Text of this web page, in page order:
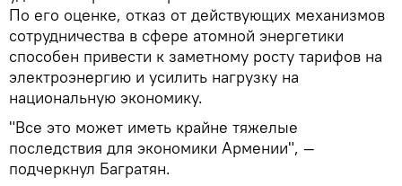
По его оценке, отказ от действующих механизмов
сотрудничества в сфере атомной энергетики
способен привести к заметному росту тарифов на
электроэнергию и усилить нагрузку на
национальную экономику.
"Все это может иметь крайне тяжелые
последствия для экономики Армении", —
подчеркнул Багратян.